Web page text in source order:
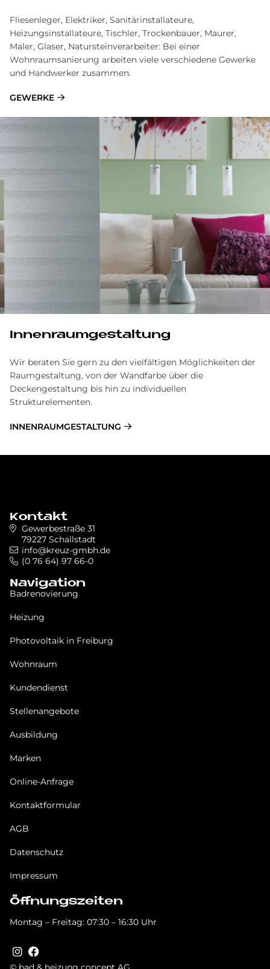
Fliesenleger, Elektriker, Sanitärinstallateure,
Heizungsinstallateure, Tischler, Trockenbauer, Maurer,
Maler, Glaser, Natursteinverarbeiter: Bei einer
Wohnraumsanierung arbeiten viele verschiedene Gewerke
und Handwerker zusammen.
GEWERKE
Innenraumgestaltung
Wir beraten Sie gern zu den vielfältigen Möglichkeiten der
Raumgestaltung, von der Wandfarbe über die
Deckengestaltung bis hin zu individuellen
Strukturelementen.
INNENRAUMGESTALTUNG
Kontakt
Gewerbestraße 31
79227 Schallstadt
info@kreuz-gmbh.de
(0 76 64) 97 66-0
Navigation
Badrenovierung
Heizung
Photovoltaik in Freiburg
Wohnraum
Kundendienst
Stellenangebote
Ausbildung
Marken
Online-Anfrage
Kontaktformular
AGB
Datenschutz
Impressum
Öffnungszeiten
Montag – Freitag: 07:30 – 16:30 Uhr